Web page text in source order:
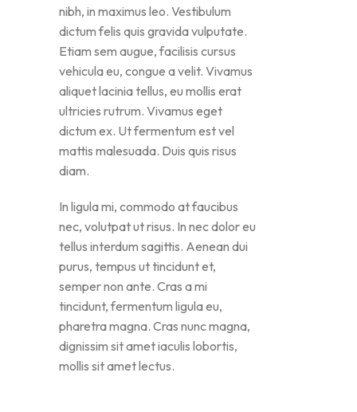
nibh, in maximus leo. Vestibulum
dictum felis quis gravida vulputate.
Etiam sem augue, facilisis cursus
vehicula eu, congue a velit. Vivamus
aliquet lacinia tellus, eu mollis erat
ultricies rutrum. Vivamus eget
dictum ex. Ut fermentum est vel
mattis malesuada. Duis quis risus
diam.
In ligula mi, commodo at faucibus
nec, volutpat ut risus. In nec dolor eu
tellus interdum sagittis. Aenean dui
purus, tempus ut tincidunt et,
semper non ante. Cras a mi
tincidunt, fermentum ligula eu,
pharetra magna. Cras nunc magna,
dignissim sit amet iaculis lobortis,
mollis sit amet lectus.